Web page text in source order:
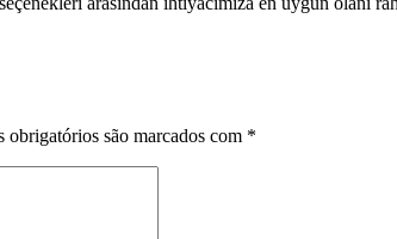
obrigatórios são marcados com *